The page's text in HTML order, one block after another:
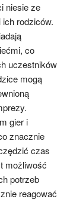
niesie ze
rodziców.
co
uczestników
mogą
gier i
znacznie
czas
możliwość
potrzeb
reagować